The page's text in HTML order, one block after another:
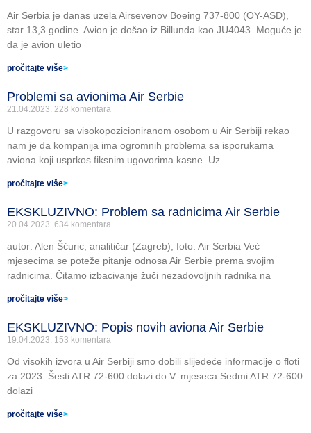
Air Serbia je danas uzela Airsevenov Boeing 737-800 (OY-ASD),
star 13,3 godine. Avion je došao iz Billunda kao JU4043. Moguće je
da je avion uletio
pročitajte više>
Problemi sa avionima Air Serbie
21.04.2023. 228 komentara
U razgovoru sa visokopozicioniranom osobom u Air Serbiji rekao
nam je da kompanija ima ogromnih problema sa isporukama
aviona koji usprkos fiksnim ugovorima kasne. Uz
pročitajte više>
EKSKLUZIVNO: Problem sa radnicima Air Serbie
20.04.2023. 634 komentara
autor: Alen Šćuric, analitičar (Zagreb), foto: Air Serbia Već
mjesecima se poteže pitanje odnosa Air Serbie prema svojim
radnicima. Čitamo izbacivanje žuči nezadovoljnih radnika na
pročitajte više>
EKSKLUZIVNO: Popis novih aviona Air Serbie
19.04.2023. 153 komentara
Od visokih izvora u Air Serbiji smo dobili slijedeće informacije o floti
za 2023: Šesti ATR 72-600 dolazi do V. mjeseca Sedmi ATR 72-600
dolazi
pročitajte više>